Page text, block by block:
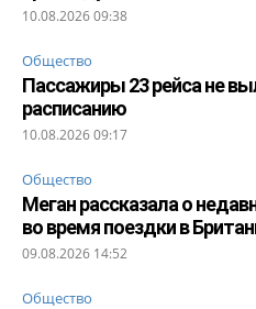
10.08.2026 09:38
Общество
Пассажиры 23 рейса не
расписанию
10.08.2026 09:17
Общество
Меган рассказала о
во время поездки в
09.08.2026 14:52
Общество